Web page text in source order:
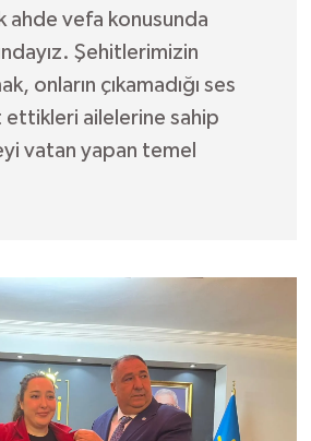
ahde vefa konusunda
Şehitlerimizin
onların çıkamadığı ses
ettikleri ailelerine sahip
vatan yapan temel